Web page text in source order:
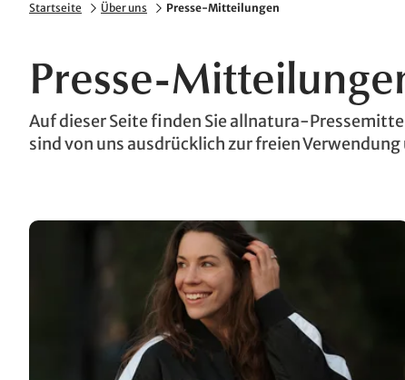
Startseite Über uns Presse-Mitteilungen
Presse-
Auf dieser Seite finden Sie allnatura-
sind von uns ausdrücklich zur freien